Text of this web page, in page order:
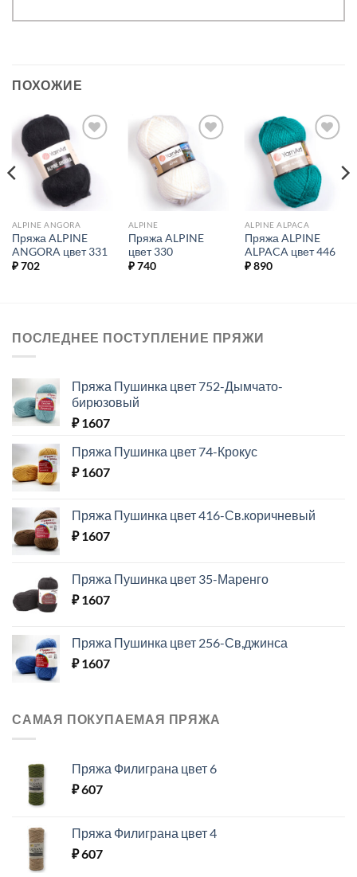
ПОХОЖИЕ
Добавить в
избранное.
ALPINE ANGORA
Пряжа ALPINE
ANGORA цвет 331
₽702
Добавить в
избранное.
ALPINE
Пряжа ALPINE
цвет 330
₽740
Добавить в
избранное.
ALPINE ALPACA
Пряжа ALPINE
ALPACA цвет 446
₽890
ПОСЛЕДНЕЕ ПОСТУПЛЕНИЕ ПРЯЖИ
Пряжа Пушинка цвет 752-Дымчато-
бирюзовый
₽1607
Пряжа Пушинка цвет 74-Крокус
₽1607
Пряжа Пушинка цвет 416-Св.коричневый
₽1607
Пряжа Пушинка цвет 35-Маренго
₽1607
Пряжа Пушинка цвет 256-Св,джинса
₽1607
САМАЯ ПОКУПАЕМАЯ ПРЯЖА
Пряжа Филиграна цвет 6
₽607
Пряжа Филиграна цвет 4
₽607